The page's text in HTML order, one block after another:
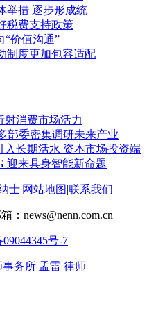
举措 逐步形成统
税费支持政策
“价值沟通”
制度更加包容适配
射消费市场活力
部委密集调研未来产业
入长期活水 资本市场投资端
迎来具身智能新命题
士|网站地图|联系我们
：news@nenn.com.cn
号-7
务所 孟雷 律师